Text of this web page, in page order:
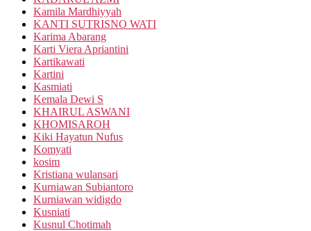
Kamila Mardhiyyah
KANTI SUTRISNO WATI
Karima Abarang
Karti Viera Apriantini
Kartikawati
Kartini
Kasmiati
Kemala Dewi S
KHAIRUL ASWANI
KHOMISAROH
Kiki Hayatun Nufus
Komyati
kosim
Kristiana wulansari
Kurniawan Subiantoro
Kurniawan widigdo
Kusniati
Kusnul Chotimah